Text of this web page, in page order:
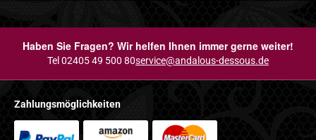
Haben Sie Fragen? Wir helfen Ihnen immer gerne weiter!
Tel 02405 49 500 80service@andalous-dessous.de
Zahlungsmöglichkeiten